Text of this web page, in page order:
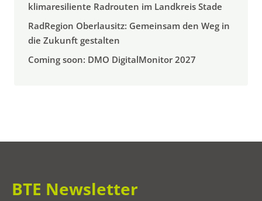
klimaresiliente Radrouten im Landkreis Stade
RadRegion Oberlausitz: Gemeinsam den Weg in
die Zukunft gestalten
Coming soon: DMO DigitalMonitor 2027
BTE Newsletter